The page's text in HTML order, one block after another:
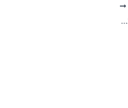
לא גרעינים ולא לחם, המצרך הזה תומך ברובין בגינה בצורה מושלמת